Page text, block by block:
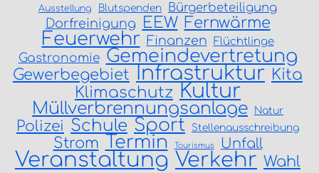
Ausstellung Blutspenden Bürgerbeteiligung
Dorfreinigung EEW Fernwärme
Feuerwehr Finanzen Flüchtlinge
Gastronomie Gemeindevertretung
Gewerbegebiet Infrastruktur Kita
Klimaschutz Kultur
Müllverbrennungsanlage Natur
Polizei Schule Sport Stellenausschreibung
Strom Termin Tourismus Unfall
Veranstaltung Verkehr Wahl